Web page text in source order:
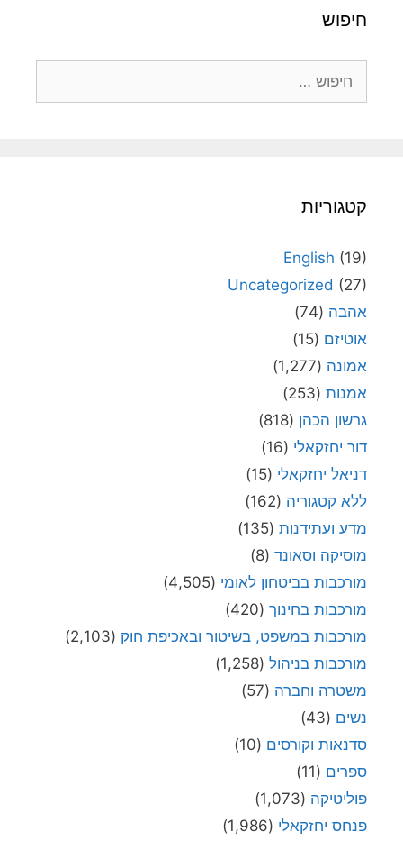
חיפוש
קטגוריות
English (19)
Uncategorized (27)
אהבה (74)
אוטיזם (15)
אמונה (1,277)
אמנות (253)
גרשון הכהן (818)
דור יחזקאלי (16)
דניאל יחזקאלי (15)
ללא קטגוריה (162)
מדע ועתידנות (135)
מוסיקה וסאונד (8)
מורכבות בביטחון לאומי (4,505)
מורכבות בחינוך (420)
מורכבות במשפט, בשיטור ובאכיפת חוק (2,103)
מורכבות בניהול (1,258)
משטרה וחברה (57)
נשים (43)
סדנאות וקורסים (10)
ספרים (11)
פוליטיקה (1,073)
פנחס יחזקאלי (1,986)